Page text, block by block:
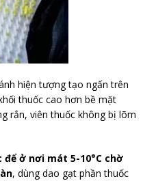
hiện tượng tạo ngấn trên
thuốc cao hơn bề mặt
rắn, viên thuốc không bị lõm
ở nơi mát 5-10°C chờ
, dùng dao gạt phần thuốc